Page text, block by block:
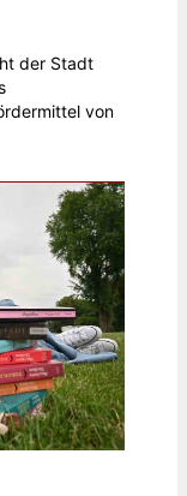
der Stadt
von